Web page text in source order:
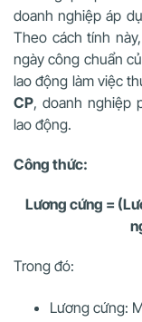
doanh nghiệp áp
Theo cách tính
ngày công chuẩn
lao động làm việc
CP, doanh nghiệp
lao động.
Công thức:
Lương cứng =
Trong đó:
Lương cứng: